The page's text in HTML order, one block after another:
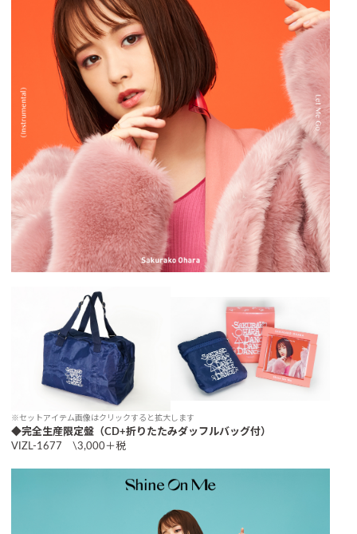
※セットアイテム画像はクリックすると拡大します
◆完全生産限定盤（CD+折りたたみダッフルバッグ付）
VIZL-1677 \3,000＋税